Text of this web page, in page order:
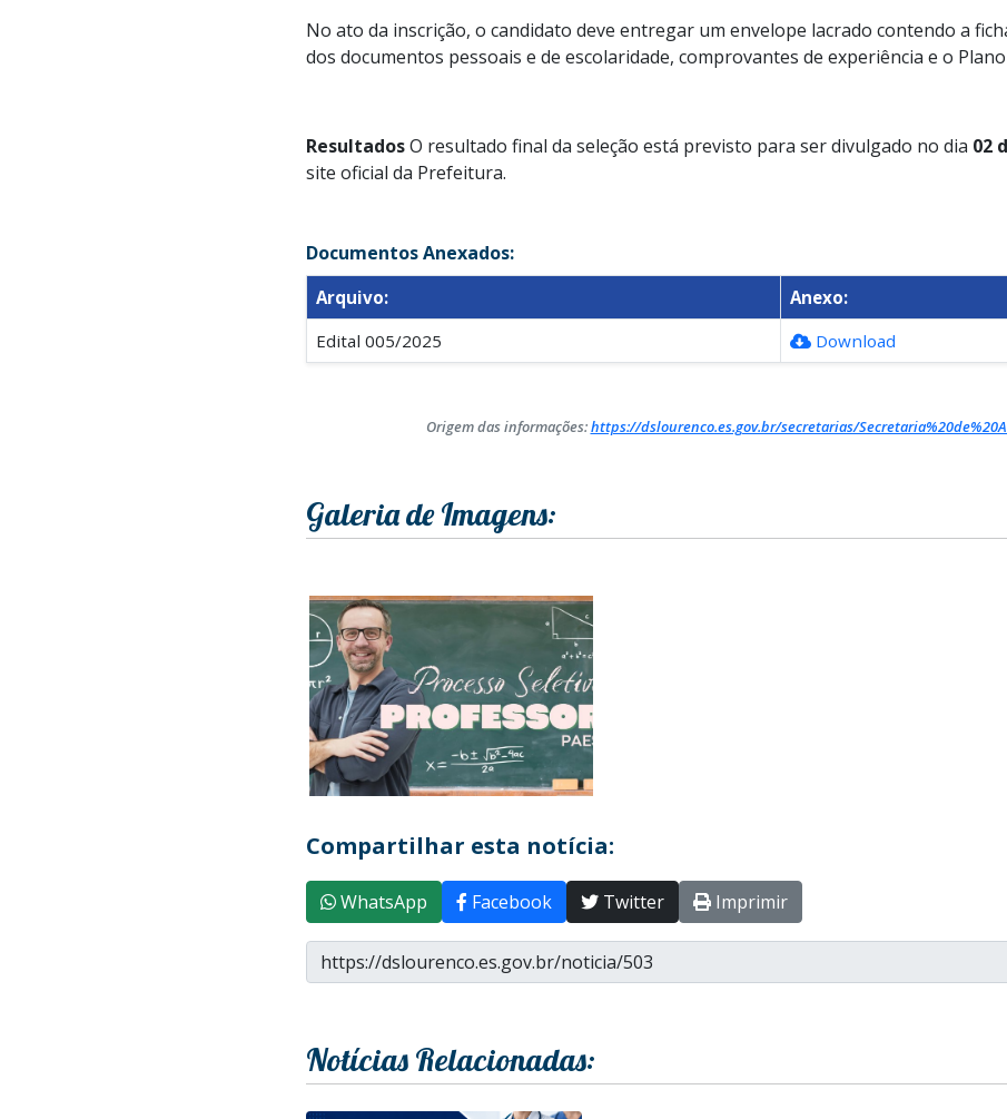
No ato da inscrição, o candidato deve entregar um envelope lacrado contendo a
dos documentos pessoais e de escolaridade, comprovantes de experiência e o Plano
ResultadosO resultado final da seleção está previsto para ser divulgado no dia 02
site oficial da Prefeitura.
Documentos Anexados:
Arquivo:
Anexo:
Edital 005/2025
Download
Origem das informações:https://dslourenco.es.gov.br/secretarias/
Galeria de Imagens:
Compartilhar esta notícia:
WhatsApp Facebook Twitter Imprimir
Notícias Relacionadas: